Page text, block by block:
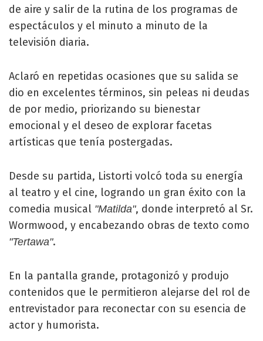
de aire y salir de la rutina de los programas de
espectáculos y el minuto a minuto de la
televisión diaria.
Aclaró en repetidas ocasiones que su salida se
dio en excelentes términos, sin peleas ni deudas
de por medio, priorizando su bienestar
emocional y el deseo de explorar facetas
artísticas que tenía postergadas.
Desde su partida, Listorti volcó toda su energía
al teatro y el cine, logrando un gran éxito con la
comedia musical "Matilda", donde interpretó al Sr.
Wormwood, y encabezando obras de texto como
"Tertawa".
En la pantalla grande, protagonizó y produjo
contenidos que le permitieron alejarse del rol de
entrevistador para reconectar con su esencia de
actor y humorista.